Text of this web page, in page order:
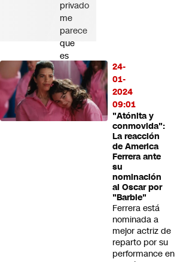
24-
01-
2024
09:01
"Atónita y
conmovida":
La reacción
de America
Ferrera ante
su
nominación
al Oscar por
"Barbie"
Ferrera está
nominada a
mejor actriz de
reparto por su
performance en
privado
me
parece
que
es
menos
importante"